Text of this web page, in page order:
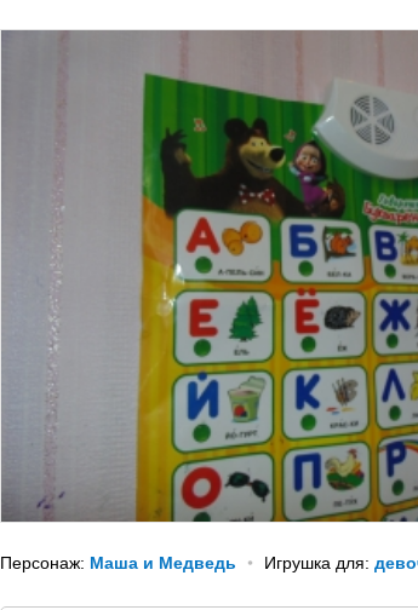
Персонаж: Маша и Медведь Игрушка для: